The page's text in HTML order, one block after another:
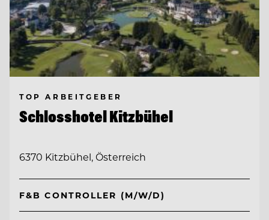
TOP ARBEITGEBER
Schlosshotel Kitzbühel
6370 Kitzbühel, Österreich
F&B CONTROLLER (M/W/D)